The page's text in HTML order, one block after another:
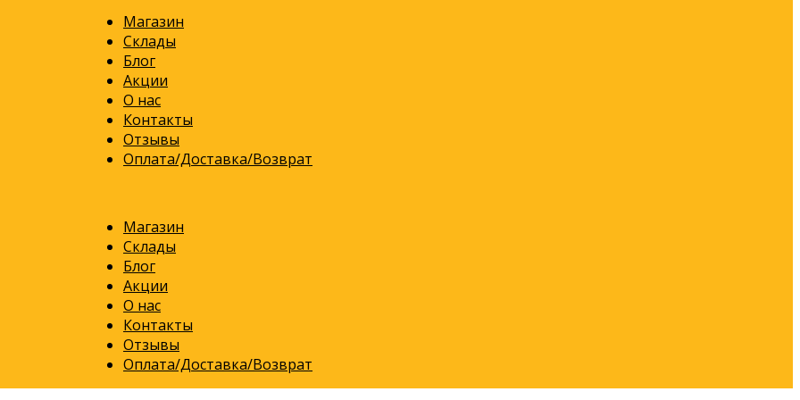
Магазин
Склады
Блог
Акции
О нас
Контакты
Отзывы
Оплата/Доставка/Возврат
Магазин
Склады
Блог
Акции
О нас
Контакты
Отзывы
Оплата/Доставка/Возврат